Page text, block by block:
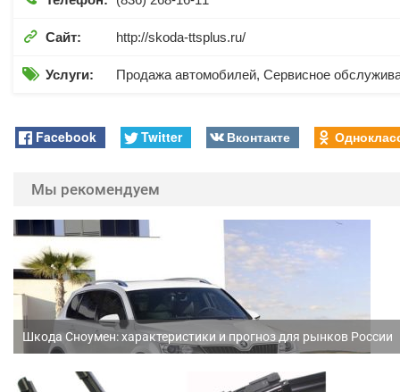
 Сайт: http://skoda-ttsplus.ru/
 Услуги: Продажа автомобилей, Сервисное
Facebook Twitter Вконтакте
Мы рекомендуем
Шкода Сноумен: характеристики и прогноз для рынков России